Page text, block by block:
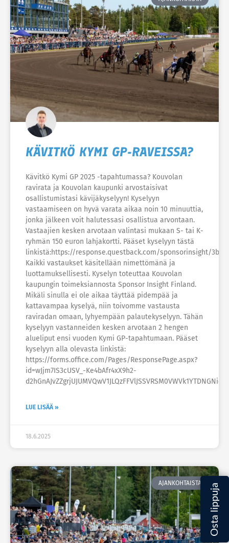
KÄVITKÖ KYMI GP-RAVEISSA?
Kävitkö Kymi GP 2025 -tapahtumassa? Kouvolan
ravirata ja Kouvolan kaupunki arvostaisivat
osallistumistasi kävijäkyselyyn! Kyselyyn
vastaamiseen on hyvä varata aikaa noin 10 minuuttia,
jonka jälkeen voit halutessasi osallistua arvontaan.
Vastaajien kesken arvotaan valintasi mukaan S- tai K-
ryhmän 150 euron lahjakortti. Pääset kyselyyn tästä
linkistä:https://response.questback.com/sponsorinsight/
Kaikki vastaukset käsitellään nimettömänä ja
luottamuksellisesti. Kyselyn toteuttaa Kouvolan
kaupungin toimeksiannosta Sponsor Insight Finland.
Mikäli sinulla ei ole aikaa täyttää pidempää ja
kattavampaa kyselyä, niin toivomme vastausta
raviradan omaan, lyhyempään palautekyselyyn. Tähän
kyselyyn vastanneiden kesken arvotaan 2 hengen
alueliput ensi vuoden Kymi GP-tapahtumaan. Pääset
kyselyyn alla olevasta linkistä:
https://forms.office.com/Pages/ResponsePage.aspx?
id=wJjm7IS3cUSV_-Ke4bAfr4xX9h2-
d2hGnAJvZZgrjUJUMVQwV1JLQzFFVlJSSVRSM0VWVk1YTDNGNi4u
LUE LISÄÄ »
18.6.2025
AJANKOHTAISTA